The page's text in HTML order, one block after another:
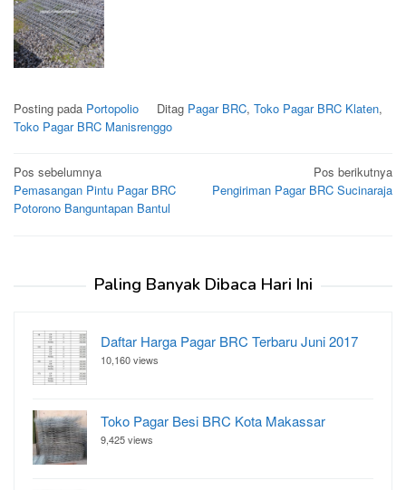
Posting pada Portopolio Ditag Pagar BRC, Toko Pagar BRC Klaten,
Toko Pagar BRC Manisrenggo
Navigasi
pos
Pos sebelumnya
Pemasangan Pintu Pagar BRC
Potorono Banguntapan Bantul
Pos berikutnya
Pengiriman Pagar BRC Sucinaraja
Paling Banyak Dibaca Hari Ini
Daftar Harga Pagar BRC Terbaru Juni 2017
10,160 views
Toko Pagar Besi BRC Kota Makassar
9,425 views